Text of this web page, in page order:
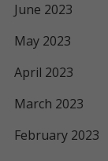
June 2023
May 2023
April 2023
March 2023
February 2023